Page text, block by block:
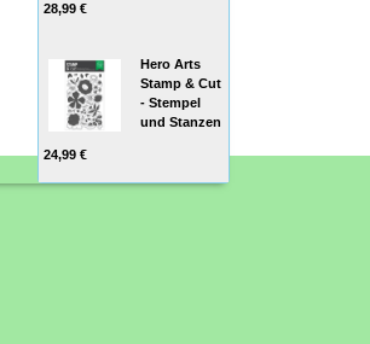
14,99 €
28,99 €
Hero Arts
Stamp & Cut
- Stempel
und Stanzen
24,99 €